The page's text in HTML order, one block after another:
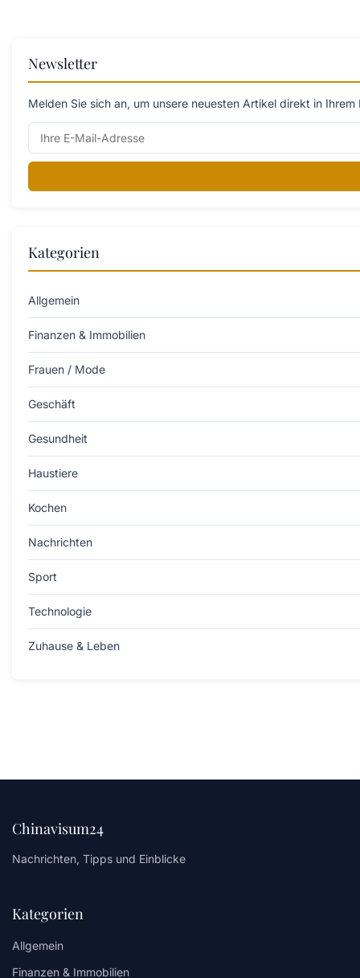
Newsletter
Melden Sie sich an, um unsere neuesten Artikel direkt in
Kategorien
Allgemein
Finanzen & Immobilien
Frauen / Mode
Geschäft
Gesundheit
Haustiere
Kochen
Nachrichten
Sport
Technologie
Zuhause & Leben
Chinavisum24
Nachrichten, Tipps und Einblicke
Kategorien
Allgemein
Finanzen & Immobilien